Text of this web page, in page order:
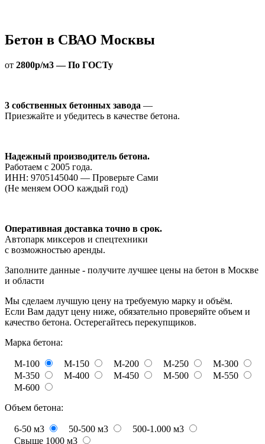
Бетон в СВАО Москвы
от 2800р/м3 — По ГОСТу
3 собственных бетонных завода —
Приезжайте и убедитесь в качестве бетона.
Надежный производитель бетона.
Работаем с 2005 года.
ИНН: 9705145040 — Проверьте Сами
(Не меняем ООО каждый год)
Оперативная доставка точно в срок.
Автопарк миксеров и спецтехники
с возможностью аренды.
Заполните данные - получите лучшее цены на бетон в Москве
и области
Мы сделаем лучшую цену на требуемую марку и объём.
Если Вам дадут цену ниже, обязательно проверяйте объем и
качество бетона. Остерегайтесь перекупщиков.
Марка бетона:
М-100 М-150 М-200 М-250
М-300
М-350
М-400 М-450 М-500
М-550
М-600
Объем бетона:
6-50 м3 50-500 м3
500-1.000 м3
Свыше 1000 м3